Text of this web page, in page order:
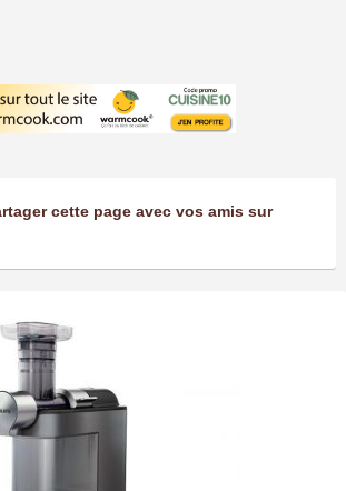
cette page avec vos amis sur